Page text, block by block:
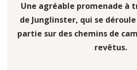
Une agréable promenade à
de Junglinster, qui se
partie sur des chemins de
revêtus.